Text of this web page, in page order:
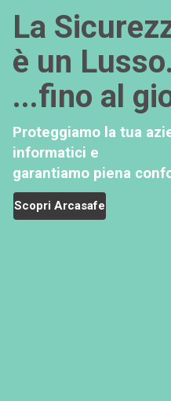
La
è un Lusso.
...fino al
Proteggiamo la tua
informatici e
garantiamo piena
Scopri Arcasafe